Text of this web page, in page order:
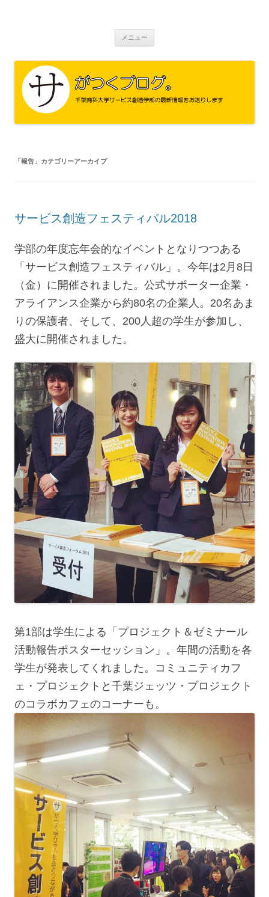
メニュー
へ
ス
キ
ッ
「 報告 」カテゴリーアーカイブ
サービス創造フェスティバル2018
学部の年度忘年会的なイベントとなりつつある
「サービス創造フェスティバル」。今年は2月8日
（金）に開催されました。公式サポーター企業・
アライアンス企業から約80名の企業人。20名あま
りの保護者、そして、200人超の学生が参加し、
盛大に開催されました。
第1部は学生による「プロジェクト＆ゼミナール
活動報告ポスターセッション」。年間の活動を各
学生が発表してくれました。コミュニティカフ
ェ・プロジェクトと千葉ジェッツ・プロジェクト
のコラボカフェのコーナーも。